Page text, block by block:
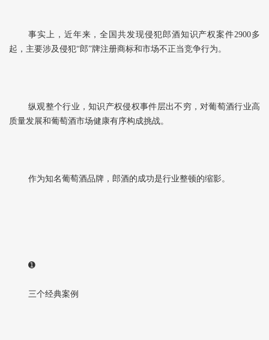
事实上，近年来，全国共发现侵犯郎酒知识产权案件2900多
起，主要涉及侵犯“郎”牌注册商标和市场不正当竞争行为。
纵观整个行业，知识产权侵权事件层出不穷，对葡萄酒行业高
质量发展和葡萄酒市场健康有序构成挑战。
作为知名葡萄酒品牌，郎酒的成功是行业整顿的缩影。
➊
三个经典案例